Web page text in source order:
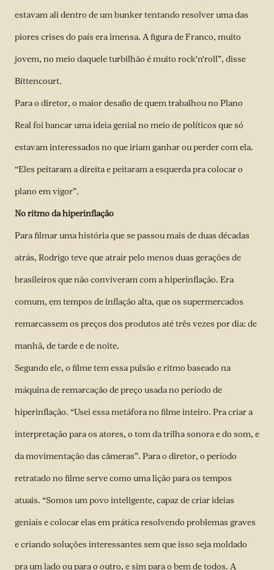
estavam ali dentro de um bunker tentando resolver uma das
piores crises do país era imensa. A figura de Franco, muito
jovem, no meio daquele turbilhão é muito rock'n'roll”, disse
Bittencourt.
Para o diretor, o maior desafio de quem trabalhou no Plano
Real foi bancar uma ideia genial no meio de políticos que só
estavam interessados no que iriam ganhar ou perder com ela.
“Eles peitaram a direita e peitaram a esquerda pra colocar o
plano em vigor”.
No ritmo da hiperinflação
Para filmar uma história que se passou mais de duas décadas
atrás, Rodrigo teve que atrair pelo menos duas gerações de
brasileiros que não conviveram com a hiperinflação. Era
comum, em tempos de inflação alta, que os supermercados
remarcassem os preços dos produtos até três vezes por dia: de
manhã, de tarde e de noite.
Segundo ele, o filme tem essa pulsão e ritmo baseado na
máquina de remarcação de preço usada no período de
hiperinflação. “Usei essa metáfora no filme inteiro. Pra criar a
interpretação para os atores, o tom da trilha sonora e do som, e
da movimentação das câmeras”. Para o diretor, o período
retratado no filme serve como uma lição para os tempos
atuais. “Somos um povo inteligente, capaz de criar ideias
geniais e colocar elas em prática resolvendo problemas graves
e criando soluções interessantes sem que isso seja moldado
pra um lado ou para o outro, e sim para o bem de todos. A